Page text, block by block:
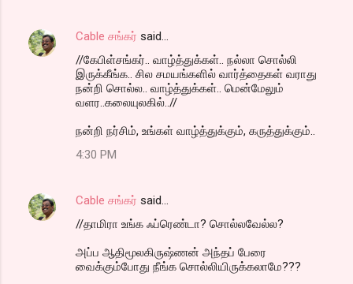
Cable சங்கர் said…
//கேபிள்சங்கர்.. வாழ்த்துக்கள்.. நல்லா சொல்லி
இருக்கீங்க.. சில சமயங்களில் வார்த்தைகள் வராது
நன்றி சொல்ல.. வாழ்த்துக்கள்.. மென்மேலும்
வளர..கலையுலகில்..//
நன்றி நர்சிம், உங்கள் வாழ்த்துக்கும், கருத்துக்கும்..
4:30 PM
Cable சங்கர் said…
//தாமிரா உங்க ஃப்ரெண்டா? சொல்லவேல்ல?
அப்ப ஆதிமூலகிருஷ்ணன் அந்தப் பேரை
வைக்கும்போது நீங்க சொல்லியிருக்கலாமே???